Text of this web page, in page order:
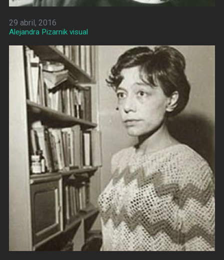
29 abril, 2016
Alejandra Pizarnik visual